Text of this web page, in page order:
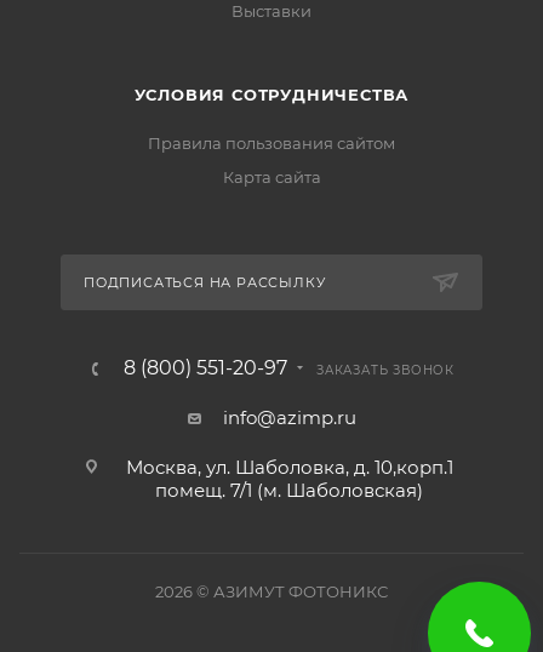
Выставки
УСЛОВИЯ СОТРУДНИЧЕСТВА
Правила пользования сайтом
Карта сайта
ПОДПИСАТЬСЯ НА РАССЫЛКУ
8 (800) 551-20-97 ЗАКАЗАТЬ ЗВОНОК
info@azimp.ru
Москва, ул. Шаболовка, д. 10,корп.1
помещ. 7/1 (м. Шаболовская)
2026© АЗИМУТ ФОТОНИКС